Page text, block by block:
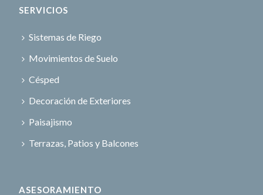
SERVICIOS
Sistemas de Riego
Movimientos de Suelo
Césped
Decoración de Exteriores
Paisajismo
Terrazas, Patios y Balcones
ASESORAMIENTO